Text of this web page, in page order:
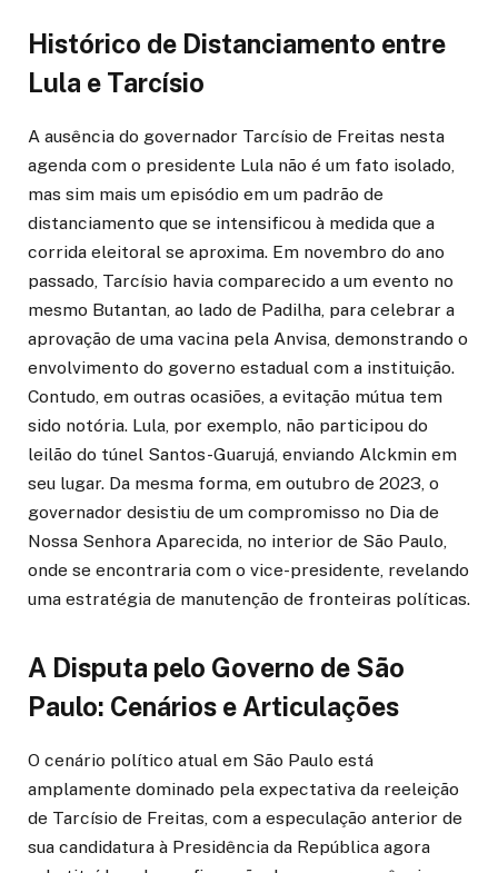
Histórico de Distanciamento entre
Lula e Tarcísio
A ausência do governador Tarcísio de Freitas nesta
agenda com o presidente Lula não é um fato isolado,
mas sim mais um episódio em um padrão de
distanciamento que se intensificou à medida que a
corrida eleitoral se aproxima. Em novembro do ano
passado, Tarcísio havia comparecido a um evento no
mesmo Butantan, ao lado de Padilha, para celebrar a
aprovação de uma vacina pela Anvisa, demonstrando o
envolvimento do governo estadual com a instituição.
Contudo, em outras ocasiões, a evitação mútua tem
sido notória. Lula, por exemplo, não participou do
leilão do túnel Santos-Guarujá, enviando Alckmin em
seu lugar. Da mesma forma, em outubro de 2023, o
governador desistiu de um compromisso no Dia de
Nossa Senhora Aparecida, no interior de São Paulo,
onde se encontraria com o vice-presidente, revelando
uma estratégia de manutenção de fronteiras políticas.
A Disputa pelo Governo de São
Paulo: Cenários e Articulações
O cenário político atual em São Paulo está
amplamente dominado pela expectativa da reeleição
de Tarcísio de Freitas, com a especulação anterior de
sua candidatura à Presidência da República agora